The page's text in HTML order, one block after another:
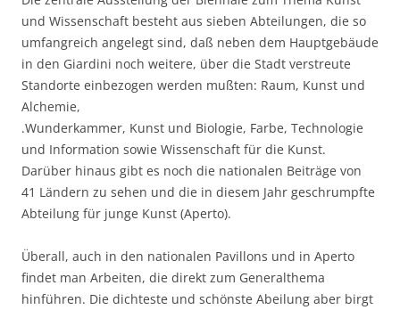
und Wissenschaft besteht aus sieben Abteilungen, die so
umfangreich angelegt sind, daß neben dem Hauptgebäude
in den Giardini noch weitere, über die Stadt verstreute
Standorte einbezogen werden mußten: Raum, Kunst und
Alchemie,
.Wunderkammer, Kunst und Biologie, Farbe, Technologie
und Information sowie Wissenschaft für die Kunst.
Darüber hinaus gibt es noch die nationalen Beiträge von
41 Ländern zu sehen und die in diesem Jahr geschrumpfte
Abteilung für junge Kunst (Aperto).
Überall, auch in den nationalen Pavillons und in Aperto
findet man Arbeiten, die direkt zum Generalthema
hinführen. Die dichteste und schönste Abeilung aber birgt